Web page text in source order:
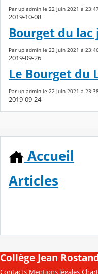
Par up admin le 22 juin 2021 à
2019-10-08
Bourget du lac
Par up admin le 22 juin 2021 à
2019-09-26
Le Bourget du
Par up admin le 22 juin 2021 à
2019-09-24
Accueil
Articles
Collège Jean
Contacts Mentions légales